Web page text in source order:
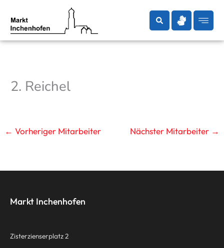
Inhalt
springen
2. Reichel
← Vorheriger Mitarbeiter Nächster Mitarbeiter →
Markt Inchenhofen
Zisterzienserplatz 2